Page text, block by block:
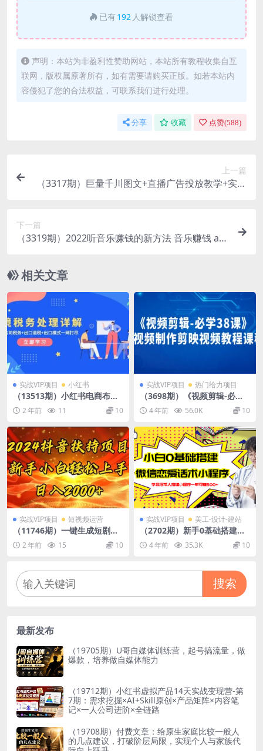
已有 192 人解锁查看
声明：本站为非盈利性赞助网站，本站所有教程收集自互
联网，版权属原著所有，如有需要请购买正版。如若本站内
容侵犯了您的合法权益，可联系我们进行处理。
分享 收藏 点赞(588)
上一篇
（3317期）巨量千川图文+直播广告投放教学+实操
下一篇
（3319期）2022听音乐赚钱的新方法 音乐赚钱 ap
相关文章
实战VIP项目 小红书
（13513期）小红书电商布
局：从入驻到选品/拆解店铺搭
建全流程/精准解析平台流量优
势
2 年前 11 10
实战VIP项目 热门给力项目
（3698期）《视频剪辑-必学3
8课》短视频制作剪映视频教
程课程！
4 年前 56.0K 10
实战VIP项目 短视频运营
（11746期）一键生成短剧解
说视频，百分百过原创，几分
钟一条，无脑操作，日入3000
2 年前 15 10
实战VIP项目 美工-设计-建站
（2702期）新手0基础搭建微
信恋爱话术小程序，一单赚几
百【视频教程+小程序源码】
4 年前 35.3K 10
搜索
最新发布
（19705期）U哥自媒体训练营，起号搞流量，做
爆款，培养做自媒体能力
（19712期）小红书虚拟产品14天实战变现营-第
7期：需求挖掘×AI+Skill原创×产品矩阵×内容笔
记×一人公司进阶×全链路
（19708期）付费文章：给原生家庭比较一般人
的几点建议，打破阶层局限，实现个人与家族代